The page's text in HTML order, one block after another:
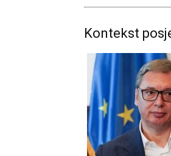
Kontekst